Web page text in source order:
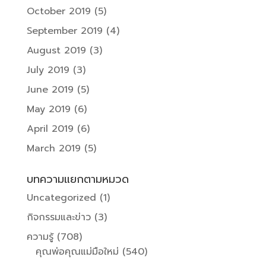
October 2019 (5)
September 2019 (4)
August 2019 (3)
July 2019 (3)
June 2019 (5)
May 2019 (6)
April 2019 (6)
March 2019 (5)
บทความแยกตามหมวด
Uncategorized (1)
กิจกรรมและข่าว(3)
ความรู้(708)
คุณพ่อคุณแม่มือใหม่ (540)